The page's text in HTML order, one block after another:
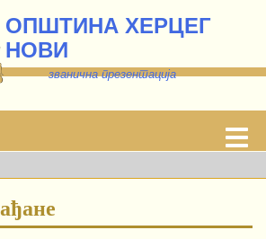
ОПШТИНА ХЕРЦЕГ
НОВИ
званична презентација